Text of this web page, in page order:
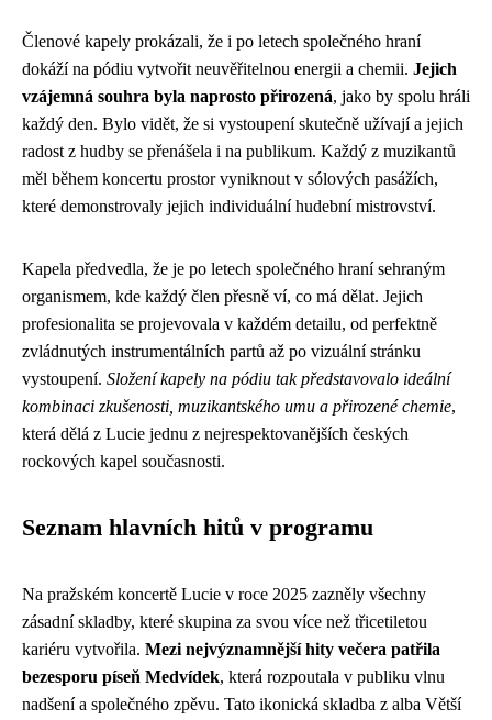
Členové kapely prokázali, že i po letech společného hraní
dokáží na pódiu vytvořit neuvěřitelnou energii a chemii. Jejich
vzájemná souhra byla naprosto přirozená, jako by spolu hráli
každý den. Bylo vidět, že si vystoupení skutečně užívají a jejich
radost z hudby se přenášela i na publikum. Každý z muzikantů
měl během koncertu prostor vyniknout v sólových pasážích,
které demonstrovaly jejich individuální hudební mistrovství.
Kapela předvedla, že je po letech společného hraní sehraným
organismem, kde každý člen přesně ví, co má dělat. Jejich
profesionalita se projevovala v každém detailu, od perfektně
zvládnutých instrumentálních partů až po vizuální stránku
vystoupení. Složení kapely na pódiu tak představovalo ideální
kombinaci zkušenosti, muzikantského umu a přirozené chemie,
která dělá z Lucie jednu z nejrespektovanějších českých
rockových kapel současnosti.
Seznam hlavních hitů v programu
Na pražském koncertě Lucie v roce 2025 zazněly všechny
zásadní skladby, které skupina za svou více než třicetiletou
kariéru vytvořila. Mezi nejvýznamnější hity večera patřila
bezesporu píseň Medvídek, která rozpoutala v publiku vlnu
nadšení a společného zpěvu. Tato ikonická skladba z alba Větší